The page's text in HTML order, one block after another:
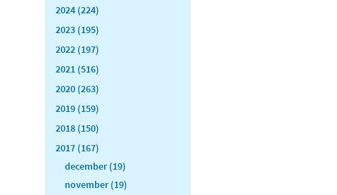
2024 (224)
2023 (195)
2022 (197)
2021 (516)
2020 (263)
2019 (159)
2018 (150)
2017 (167)
december (19)
november (19)